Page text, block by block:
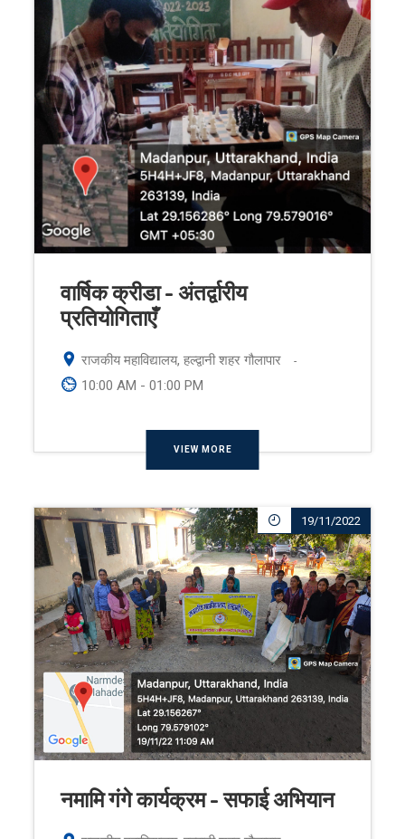
वार्षिक क्रीडा - अंतर्द्वारीय
प्रतियोगिताएँ
राजकीय महाविद्यालय, हल्द्वानी शहर गौलापार -
10:00 AM - 01:00 PM
VIEW MORE
19/11/2022
नमामि गंगे कार्यक्रम - सफाई अभियान